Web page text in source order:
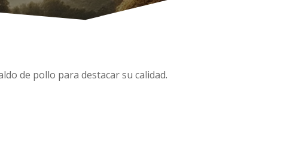
de pollo para destacar su calidad.